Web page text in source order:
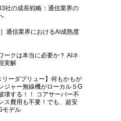
社の成長戦略：通信業界の
通信業界におけるAI成熟度
ークは本当に必要か？ AIネ
実解
リーダブリュー】何もかもが
ジャー無線機がローカル５G
壊する！！ コアサーバー不
ス費用も不要！でも、超安
デル